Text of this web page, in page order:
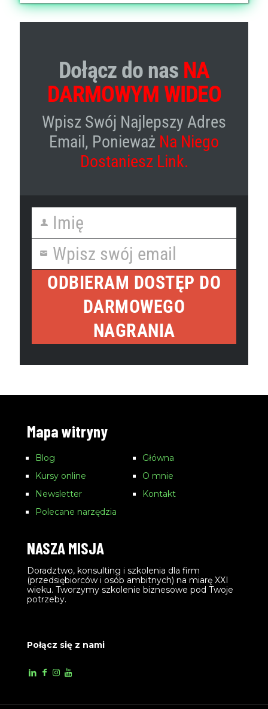
Dołącz do nas NA
DARMOWYM WIDEO
Wpisz Swój Najlepszy Adres
Email, Ponieważ Na Niego
Dostaniesz Link.
First
Name
Imię
Your
email
Wpisz swój email
ODBIERAM DOSTĘP DO
DARMOWEGO
NAGRANIA
Mapa witryny
Blog
Kursy online
Newsletter
Polecane narzędzia
Główna
O mnie
Kontakt
NASZA MISJA
Doradztwo, konsulting i szkolenia dla firm
(przedsiębiorców i osób ambitnych) na miarę XXI
wieku. Tworzymy szkolenie biznesowe pod Twoje
potrzeby.
Połącz się z nami